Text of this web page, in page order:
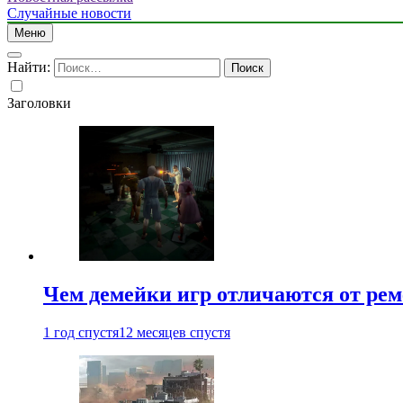
Случайные новости
Меню
Найти:
Заголовки
Чем демейки игр отличаются от
1 год спустя12 месяцев спустя